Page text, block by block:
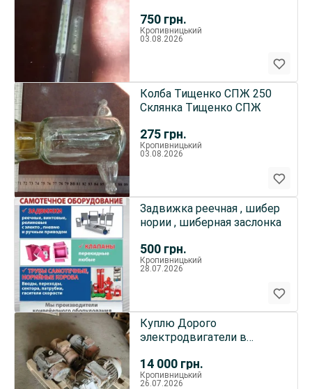
750 грн.
TPG 0...+250°С
Кропивницький
03.08.2026
275 грн.
Колба Тищенко СПЖ 250
Склянка Тищенко СПЖ
Кропивницький
03.08.2026
500 грн.
Задвижка реечная , шибер
нории , шиберная заслонка
Кропивницький
28.07.2026
14 000 грн.
Куплю Дорого
электродвигатели в
Кропивницький
26.07.2026